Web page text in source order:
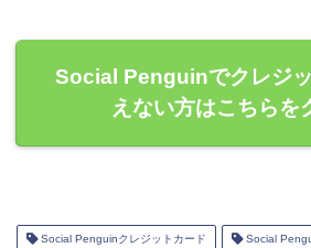
Social Penguinでクレジ
えない方はこちらを
Social Penguinクレジットカード Social